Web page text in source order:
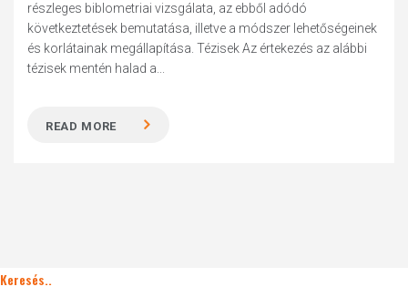
részleges biblometriai vizsgálata, az ebből adódó
következtetések bemutatása, illetve a módszer lehetőségeinek
és korlátainak megállapítása. Tézisek Az értekezés az alábbi
tézisek mentén halad a...
READ MORE
Keresés..